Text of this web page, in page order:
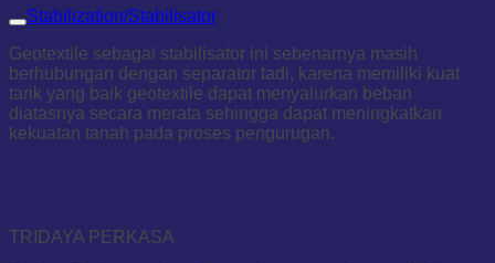
Stabilization/Stabilisator
Geotextile sebagai stabilisator ini sebenarnya masih
berhubungan dengan separator tadi, karena memiliki kuat
tarik yang baik geotextile dapat menyalurkan beban
diatasnya secara merata sehingga dapat meningkatkan
kekuatan tanah pada proses pengurugan.
TRIDAYA PERKASA